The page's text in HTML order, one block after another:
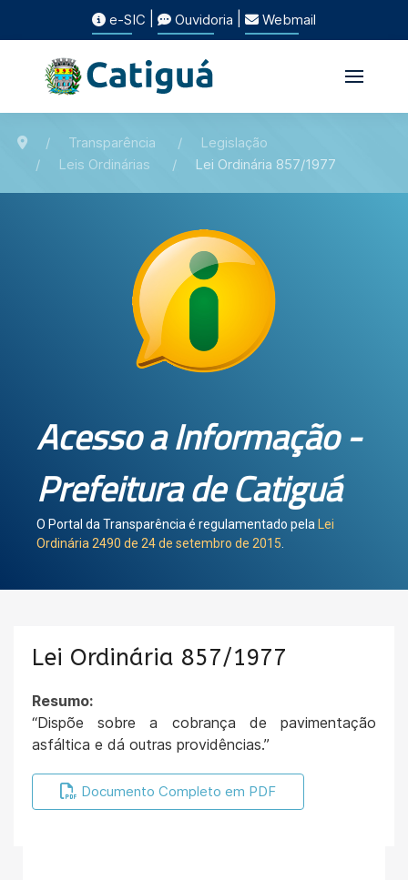
e-SIC Ouvidoria Webmail
Transparência
Legislação
Leis Ordinárias
Lei Ordinária 857/1977
Acesso a Informação -
Prefeitura de Catiguá
O Portal da Transparência é regulamentado pela Lei
Ordinária 2490 de 24 de setembro de 2015
Lei Ordinária 857/1977
Resumo:
“Dispõe sobre a cobrança de pavimentação
asfáltica e dá outras providências.”
Documento Completo em PDF